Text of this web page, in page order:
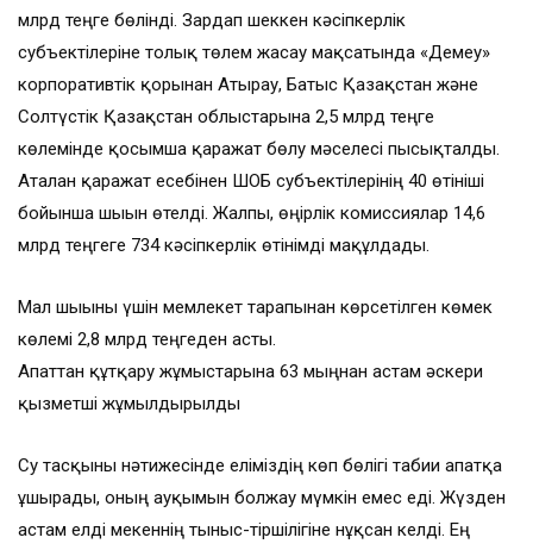
млрд теңге бөлінді. Зардап шеккен кәсіпкерлік
субъектілеріне толық төлем жасау мақсатында «Демеу»
корпоративтік қорынан Атырау, Батыс Қазақстан және
Солтүстік Қазақстан облыстарына 2,5 млрд теңге
көлемінде қосымша қаражат бөлу мәселесі пысықталды.
Аталған қаражат есебінен ШОБ субъектілерінің 40 өтініші
бойынша шығын өтелді. Жалпы, өңірлік комиссиялар 14,6
млрд теңгеге 734 кәсіпкерлік өтінімді мақұлдады.
Мал шығыны үшін мемлекет тарапынан көрсетілген көмек
көлемі 2,8 млрд теңгеден асты.
Апаттан құтқару жұмыстарына 63 мыңнан астам әскери
қызметші жұмылдырылды
Су тасқыны нәтижесінде еліміздің көп бөлігі табиғи апатқа
ұшырады, оның ауқымын болжау мүмкін емес еді. Жүзден
астам елді мекеннің тыныс-тіршілігіне нұқсан келді. Ең